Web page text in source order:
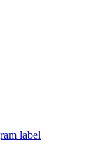
label